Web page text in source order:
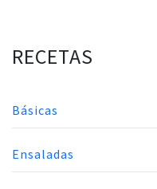
RECETAS
Básicas
Ensaladas